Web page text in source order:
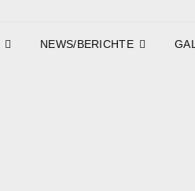
NEWS/BERICHTE